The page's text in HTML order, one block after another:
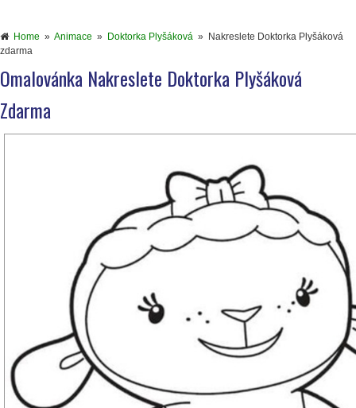
Home » Animace » Doktorka Plyšáková » Nakreslete Doktorka Plyšáková
zdarma
Omalovánka Nakreslete Doktorka Plyšáková
Zdarma